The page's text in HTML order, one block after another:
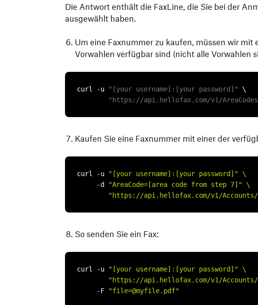
Die Antwort enthält die FaxLine, die Sie bei der
ausgewählt haben.
Um eine Faxnummer zu kaufen, müssen wir mit
Vorwahlen verfügbar sind (nicht alle Vorwahlen
curl -u "[your username]:[your password]"
\
"https://api.hellofax.com/v1/
Kaufen Sie eine Faxnummer mit einer der
curl -u "[your username]:[your password]"
\
     -d
"AreaCode=[area code from step 7]"
\
"https://api.hellofax.com/v1/Accounts/
So senden Sie ein Fax:
curl -u "[your username]:[your password]"
\
"https://api.hellofax.com/v1/Accounts/
     -F
"file=@myfile.pdf"